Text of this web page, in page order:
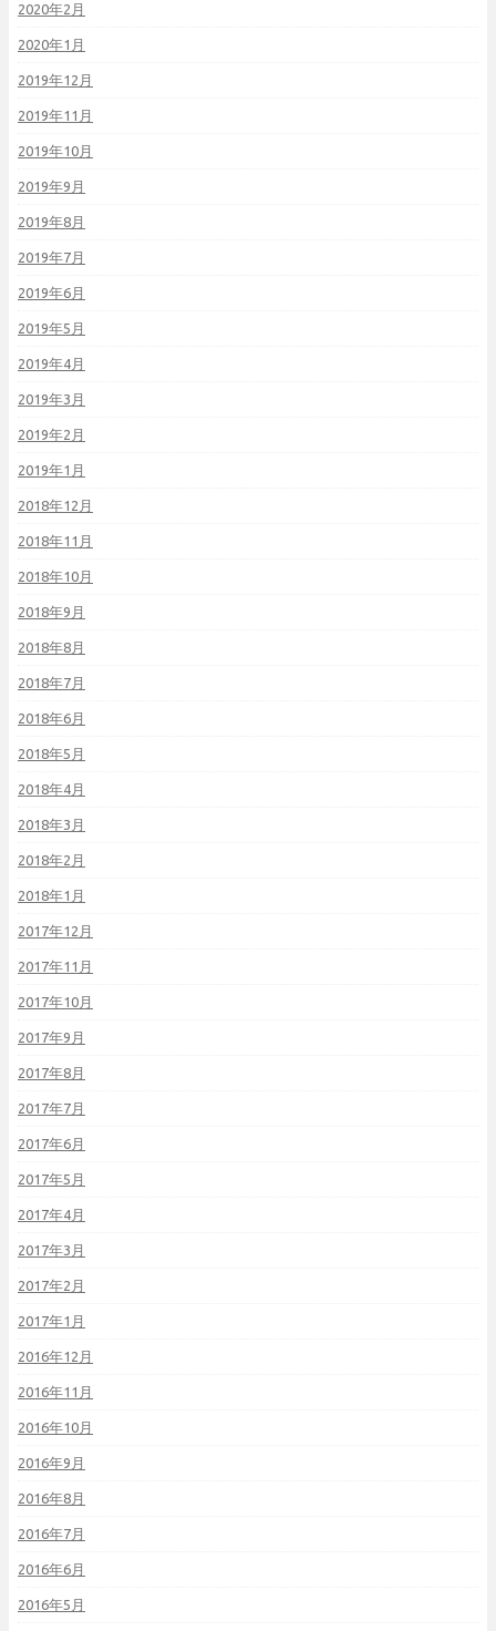
2020年2月
2020年1月
2019年12月
2019年11月
2019年10月
2019年9月
2019年8月
2019年7月
2019年6月
2019年5月
2019年4月
2019年3月
2019年2月
2019年1月
2018年12月
2018年11月
2018年10月
2018年9月
2018年8月
2018年7月
2018年6月
2018年5月
2018年4月
2018年3月
2018年2月
2018年1月
2017年12月
2017年11月
2017年10月
2017年9月
2017年8月
2017年7月
2017年6月
2017年5月
2017年4月
2017年3月
2017年2月
2017年1月
2016年12月
2016年11月
2016年10月
2016年9月
2016年8月
2016年7月
2016年6月
2016年5月